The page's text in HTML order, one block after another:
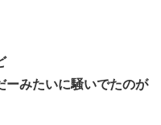
ーみたいに騒いでたのが